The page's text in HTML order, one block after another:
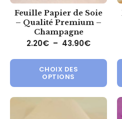
Feuille Papier de Soie
– Qualité Premium –
Champagne
2.20€ – 43.90€Plage
CHOIX DES
OPTIONS
Ce